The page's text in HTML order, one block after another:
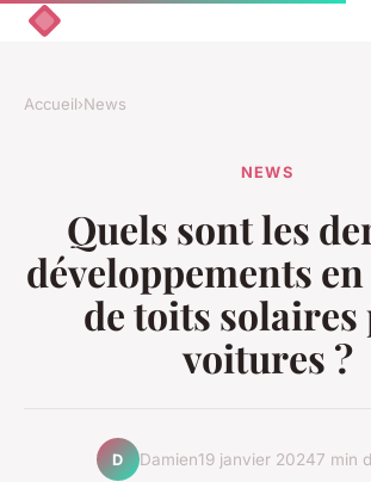
Accueil›News
NEWS
Quels sont les
développements
de toits
voitures ?
D Damien19 janvier 20247 min